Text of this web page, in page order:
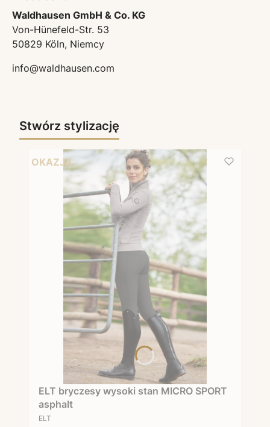
Waldhausen GmbH & Co. KG
Von-Hünefeld-Str. 53
50829 Köln, Niemcy
info@waldhausen.com
Stwórz stylizację
OKAZJA
ELT bryczesy wysoki stan MICRO SPORT
asphalt
PRODUCENT
ELT